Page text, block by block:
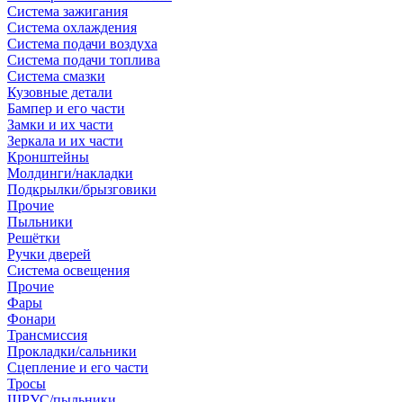
Система зажигания
Система охлаждения
Система подачи воздуха
Система подачи топлива
Система смазки
Кузовные детали
Бампер и его части
Замки и их части
Зеркала и их части
Кронштейны
Молдинги/накладки
Подкрылки/брызговики
Прочие
Пыльники
Решётки
Ручки дверей
Система освещения
Прочие
Фары
Фонари
Трансмиссия
Прокладки/сальники
Сцепление и его части
Тросы